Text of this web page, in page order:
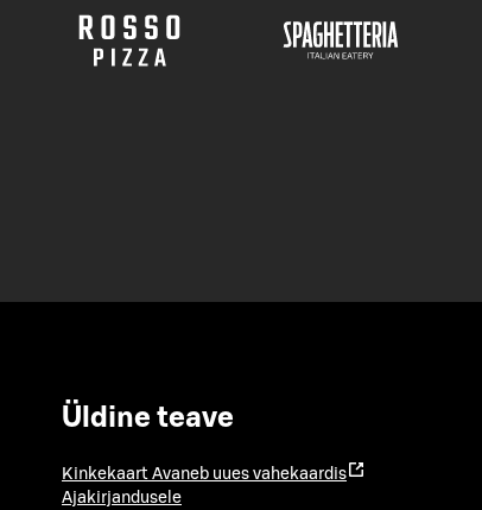
Üldine teave
Kinkekaart Avaneb uues vahekaardis
Ajakirjandusele